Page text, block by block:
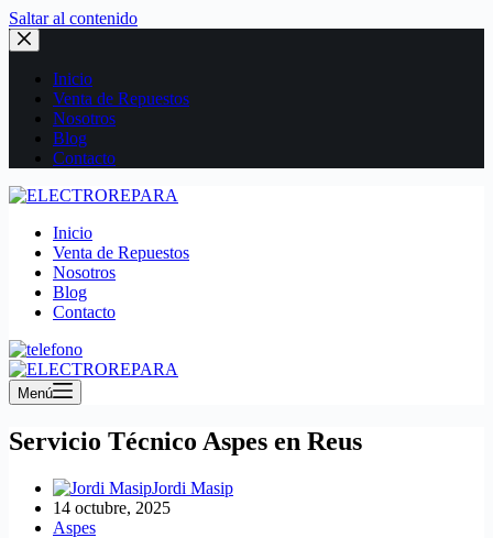
Saltar al contenido
Inicio
Venta de Repuestos
Nosotros
Blog
Contacto
Inicio
Venta de Repuestos
Nosotros
Blog
Contacto
Menú
Servicio Técnico Aspes en Reus
Jordi Masip
14 octubre, 2025
Aspes